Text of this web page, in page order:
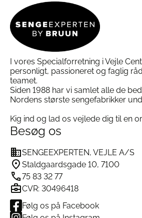
I vores Specialforretning i Vejle
personligt, passioneret og faglig
teamet.
Siden 1988 har vi samlet alle de
Nordens største sengefabrikker
Kig ind og lad os vejlede dig til en
Besøg os
SENGEEXPERTEN, VEJLE A/S
Staldgaardsgade 10, 7100
75 83 32 77
CVR: 30496418
Følg os på Facebook